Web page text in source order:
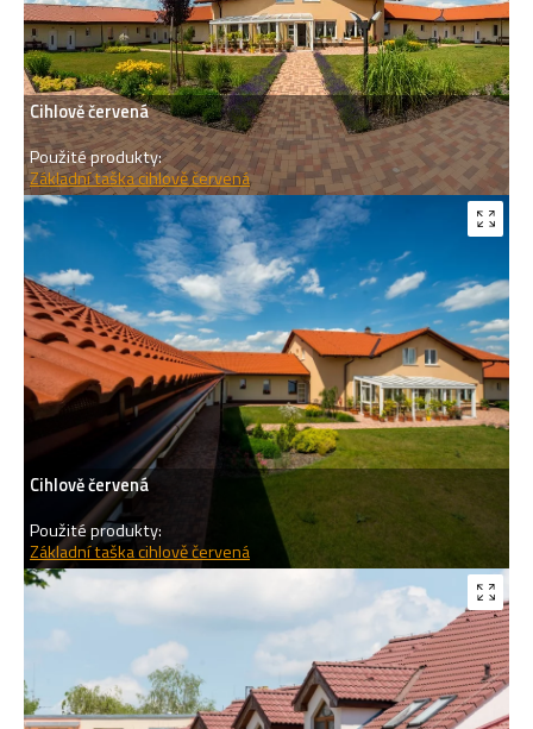
Cihlově červená
Použité produkty:
Základní taška cihlově červená
Cihlově červená
Použité produkty:
Základní taška cihlově červená